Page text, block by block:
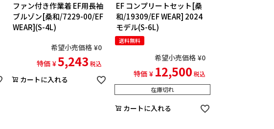
ファン付き作業着 EF用長袖
ブルゾン[桑和/7229-00/EF
WEAR](S-4L)
希望小売価格 ¥0
特価 ¥5,243 税込
カートに入れる
EF コンプリートセット[桑
和/19309/EF WEAR] 2024
モデル(S-6L)
送料無料
希望小売価格 ¥0
特価 ¥ 12,500 税込
在庫切れ
カートに入れる